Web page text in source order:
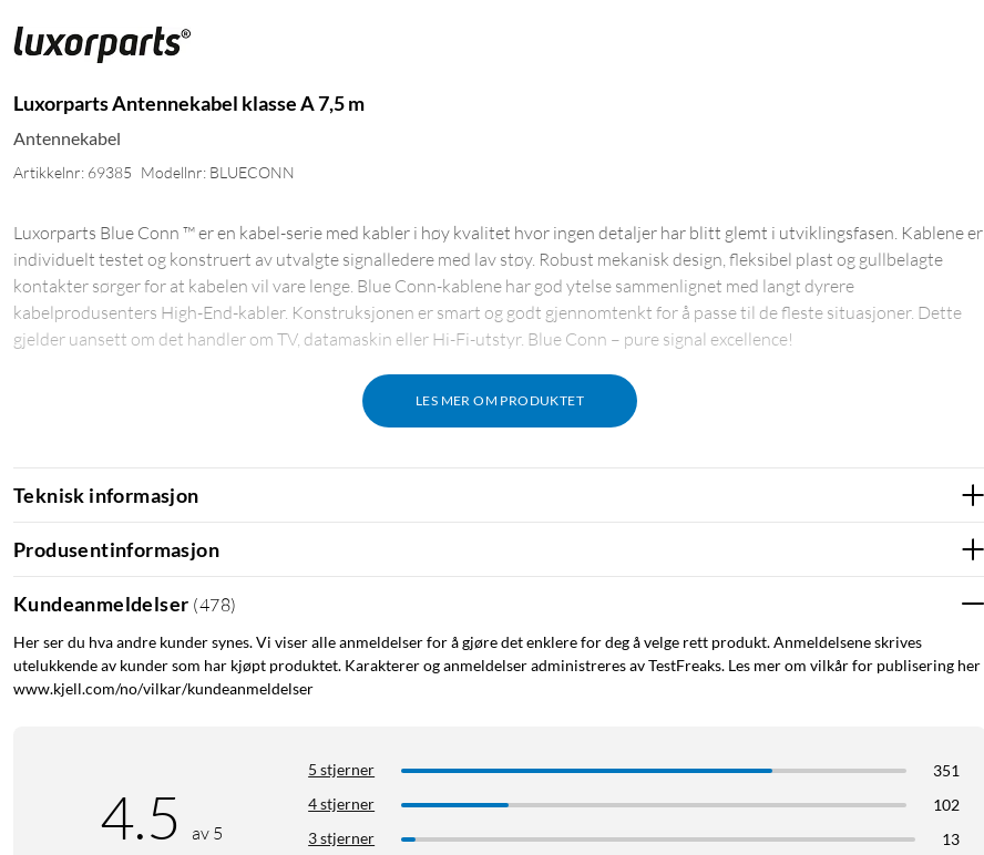
Luxorparts Antennekabel klasse A 7,5 m
Antennekabel
Artikkelnr: 69385 Modellnr: BLUECONN
LES MER OM PRODUKTET
Luxorparts Blue Conn ™ er en kabel-serie med kabler i høy kvalitet hvor ingen detaljer har blitt glemt i utviklingsfasen. Kablene er
individuelt testet og konstruert av utvalgte signalledere med lav støy. Robust mekanisk design, fleksibel plast og gullbelagte
kontakter sørger for at kabelen vil vare lenge. Blue Conn-kablene har god ytelse sammenlignet med langt dyrere
kabelprodusenters High-End-kabler. Konstruksjonen er smart og godt gjennomtenkt for å passe til de fleste situasjoner. Dette
gjelder uansett om det handler om TV, datamaskin eller Hi-Fi-utstyr. Blue Conn – pure signal excellence!
Teknisk informasjon
Produsentinformasjon
Kundeanmeldelser (478)
Her ser du hva andre kunder synes. Vi viser alle anmeldelser for å gjøre det enklere for deg å velge rett produkt. Anmeldelsene skrives
utelukkende av kunder som har kjøpt produktet. Karakterer og anmeldelser administreres av TestFreaks. Les mer om vilkår for publisering her
www.kjell.com/no/vilkar/kundeanmeldelser
4.5 av 5
5 stjerner
351
4 stjerner
102
3 stjerner
13